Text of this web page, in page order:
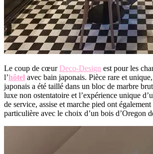
Le coup de cœurDeco-Design est pour les
l’hôtel avec bain japonais. Pièce rare et
japonais a été taillé dans un bloc de marbre
luxe non ostentatoire et l’expérience unique
de service, assise et marche pied ont
particulière avec le choix d’un bois d’Oregon